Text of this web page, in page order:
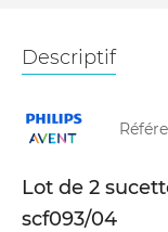
Descriptif
Lot de 2
scf093/04